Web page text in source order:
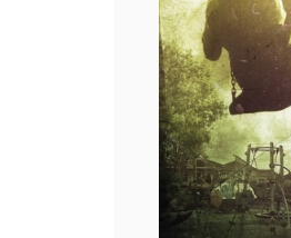
Старинное
Прочее